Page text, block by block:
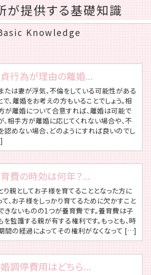
が提供する基礎知識
Knowledge
行為が理由の離婚...
たは妻が浮気、不倫をしている可能性がある
で、離婚をお考えの方もいることでしょう。相
が離婚について合意すれば、離婚は可能で
、相手方が離婚に応じてくれない場合や、不
認めない場合、どのようにすれば良いのでし
費の時効は何年？...
り親としてお子様を育てることとなった方に
て、お子様をしっかり育てるために欠かすこと
きないものの1つが養育費です。養育費は子
を監護する親が有する権利です。もっとも、時
間の経過によってその権利がなくなって […]
調停費用はどちら...